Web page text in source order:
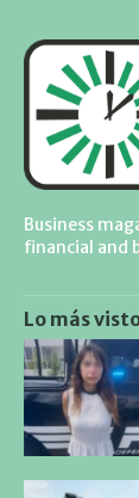
Business
financial and
Lo más